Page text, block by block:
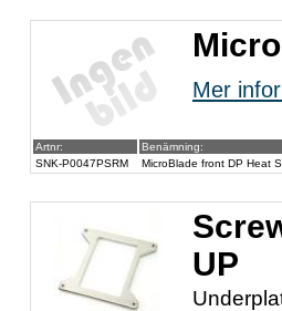
Mer
Artnr:
Benämning:
SNK-P0047PSRM
MicroBlade front DP Heat
UP